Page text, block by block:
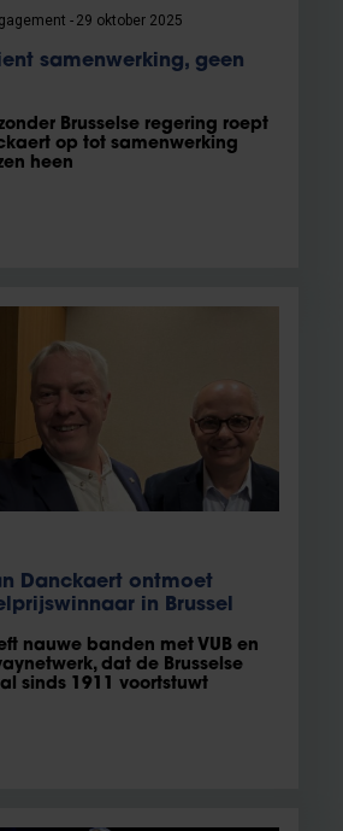
29 oktober 2025
samenwerking, geen
Brusselse regering roept
op tot samenwerking
heen
Danckaert ontmoet
in Brussel
nauwe banden met VUB en
dat de Brusselse
sinds 1911 voortstuwt